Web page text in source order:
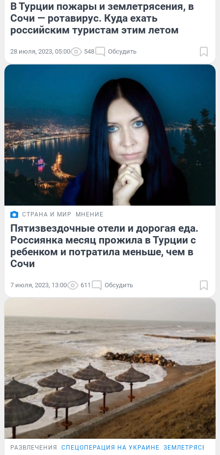
В Турции пожары и землетрясения, в
Сочи — ротавирус. Куда ехать
российским туристам этим летом
28 июля, 2023, 05:00 548 Обсудить
СТРАНА И МИР МНЕНИЕ
Пятизвездочные отели и дорогая еда.
Россиянка месяц прожила в Турции с
ребенком и потратила меньше, чем в
Сочи
7 июля, 2023, 13:00 611 Обсудить
РАЗВЛЕЧЕНИЯ СПЕЦОПЕРАЦИЯ НА УКРАИНЕ